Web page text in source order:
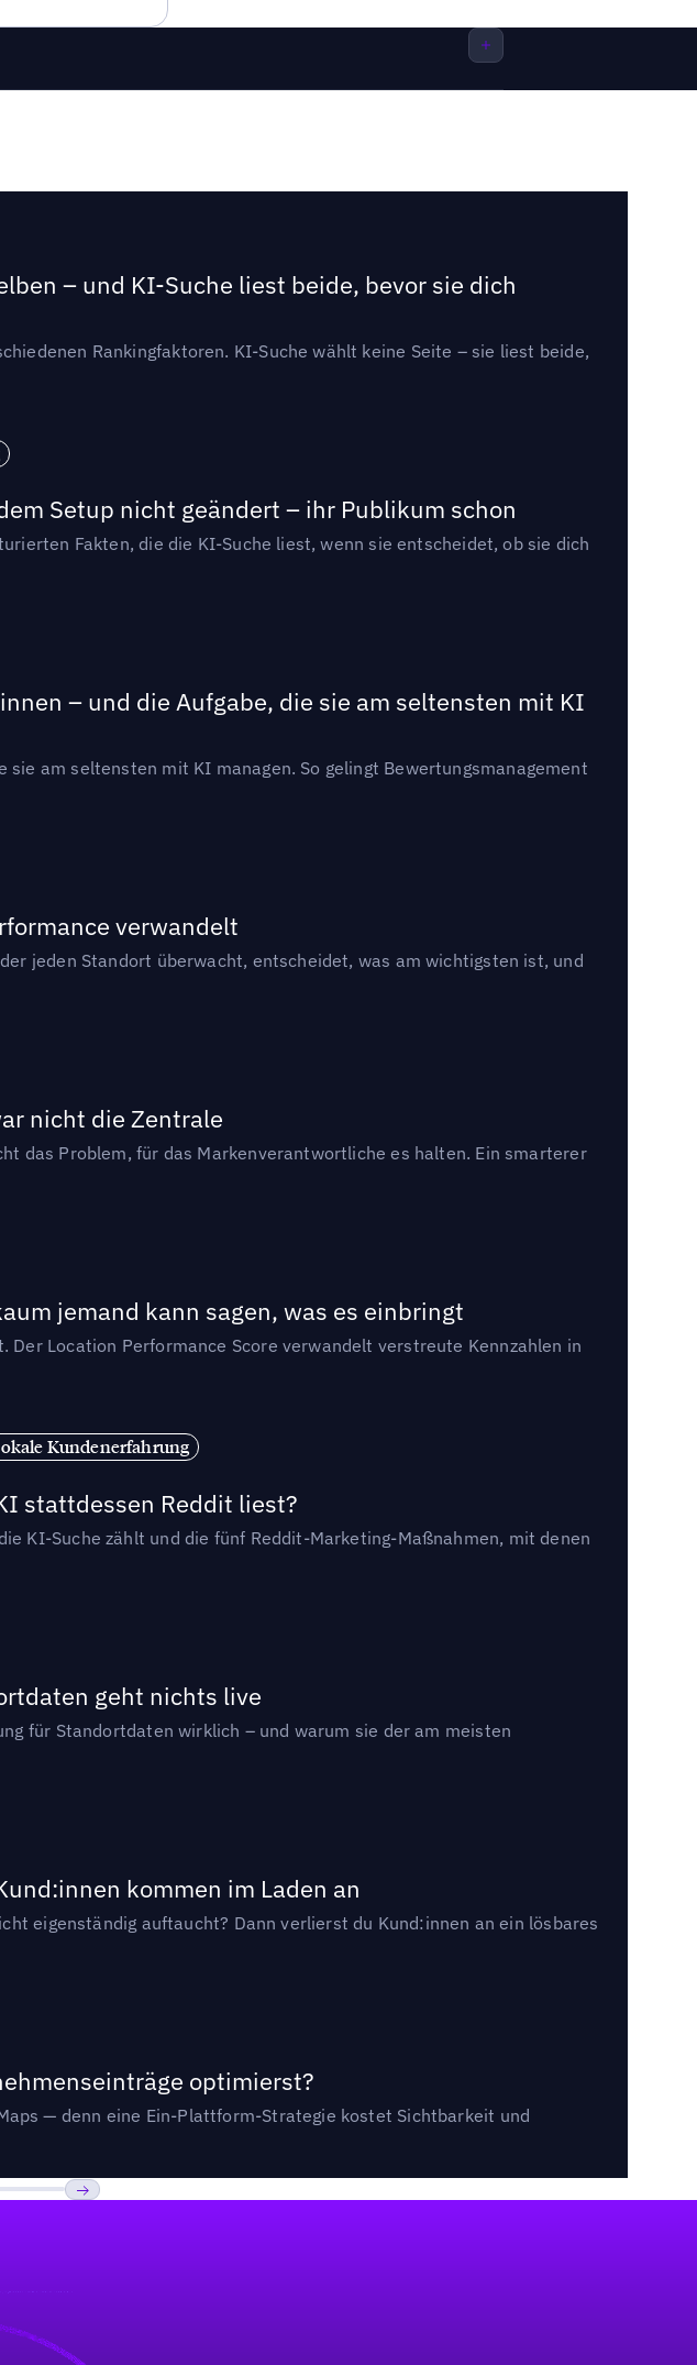
– und KI-Suche liest beide, bevor sie dich
Rankingfaktoren. KI-Suche wählt keine Seite – sie liest beide,
Setup nicht geändert – ihr Publikum schon
Fakten, die die KI-Suche liest, wenn sie entscheidet, ob sie dich
– und die Aufgabe, die sie am seltensten mit KI
am seltensten mit KI managen. So gelingt Bewertungsmanagement
verwandelt
jeden Standort überwacht, entscheidet, was am wichtigsten ist, und
nicht die Zentrale
das Problem, für das Markenverantwortliche es halten. Ein smarterer
jemand kann sagen, was es einbringt
Location Performance Score verwandelt verstreute Kennzahlen in
Kundenerfahrung
stattdessen Reddit liest?
KI-Suche zählt und die fünf Reddit-Marketing-Maßnahmen, mit denen
geht nichts live
für Standortdaten wirklich – und warum sie der am meisten
kommen im Laden an
eigenständig auftaucht? Dann verlierst du Kund:innen an ein lösbares
optimierst?
— denn eine Ein-Plattform-Strategie kostet Sichtbarkeit und